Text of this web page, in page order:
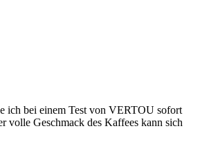
ich bei einem Test von VERTOU sofort
volle Geschmack des Kaffees kann sich